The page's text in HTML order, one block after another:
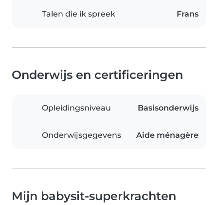
Talen die ik spreek Frans
Onderwijs en certificeringen
Opleidingsniveau Basisonderwijs
Onderwijsgegevens Aide ménagère
Mijn babysit-superkrachten